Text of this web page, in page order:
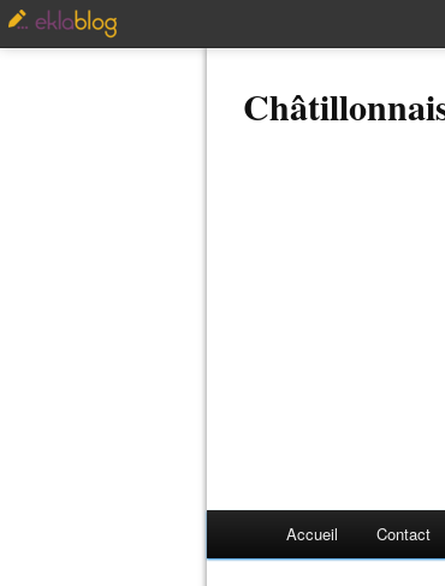
Accueil Contact